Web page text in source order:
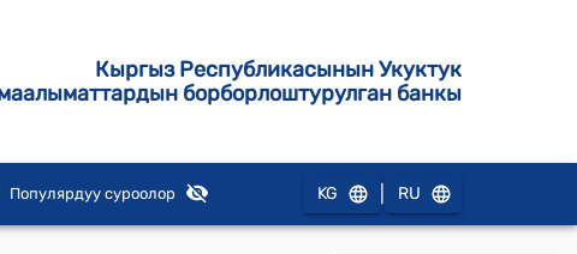
Кыргыз Республикасынын Укуктук
борборлоштурулган банкы
Популярдуу суроолор KG RU